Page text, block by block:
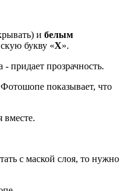
и белым
букву «Х».
- придает прозрачность.
показывает, что
вместе.
с маской слоя, то нужно